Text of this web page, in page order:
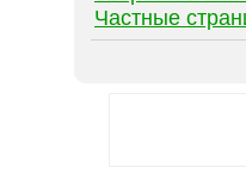
Частные